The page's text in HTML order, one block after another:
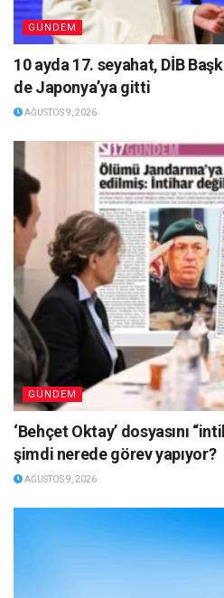
GÜNDEM
10 ayda 17. seyahat, DİB
de Japonya’ya gitti
AĞUSTOS 9, 2026
GÜNDEM
‘Behçet Oktay’ dosyasını
şimdi nerede görev yapıyor?
AĞUSTOS 9, 2026